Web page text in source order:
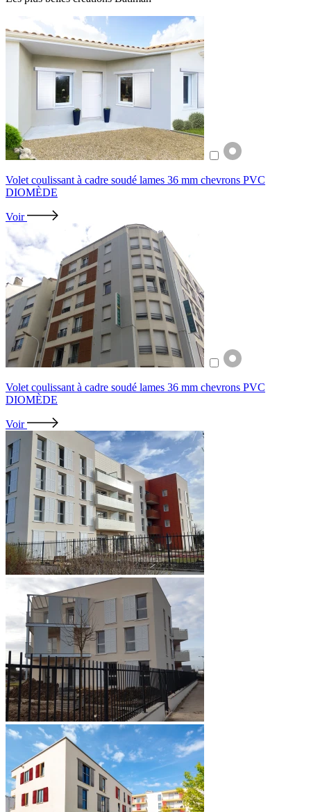
Volet coulissant à cadre soudé lames 36 mm chevrons PVC
DIOMÈDE
Voir
Volet coulissant à cadre soudé lames 36 mm chevrons PVC
DIOMÈDE
Voir